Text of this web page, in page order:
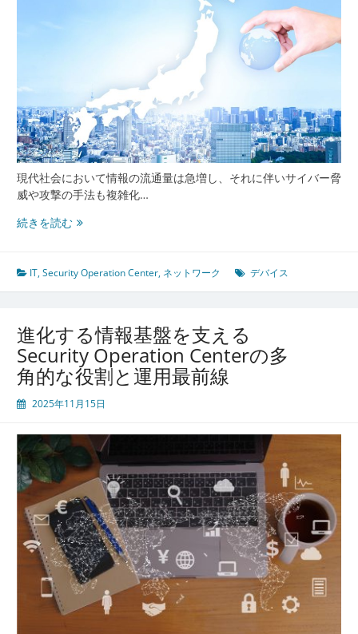
現代社会において情報の流通量は急増し、それに伴いサイバー脅
威や攻撃の手法も複雑化…
続きを読むSecurity
が
変
現
代
組
織
の
御
と
持
続
的
管
理
の
最
IT,Security Operation Center, ネットワーク デバイス
進化する情報基盤を支える
Security Operation Centerの多
角的な役割と運用最前線
2025年11月15日